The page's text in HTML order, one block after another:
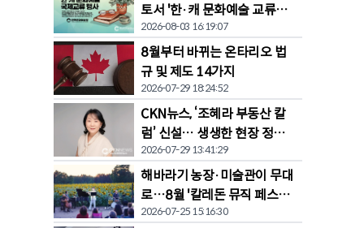
토서 '한·캐 문화예술 교류전'
열린다
2026-08-03 16:19:07
8월부터 바뀌는 온타리오 법
규 및 제도 14가지
2026-07-29 18:24:52
CKN뉴스, ‘조혜라 부동산 칼
럼’ 신설… 생생한 현장 정보
공유
2026-07-29 13:41:29
해바라기 농장·미술관이 무대
로…8월 '칼레돈 뮤직 페스티
벌' 개막
2026-07-25 15:16:30